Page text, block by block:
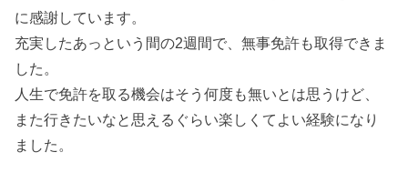
に感謝しています。
充実したあっという間の2週間で、無事免許も取得できま
した。
人生で免許を取る機会はそう何度も無いとは思うけど、
また行きたいなと思えるぐらい楽しくてよい経験になり
ました。